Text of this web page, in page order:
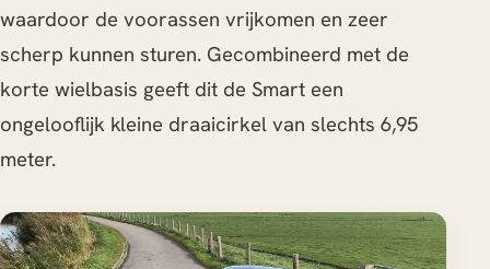
waardoor de voorassen vrijkomen en zeer
scherp kunnen sturen. Gecombineerd met de
korte wielbasis geeft dit de Smart een
ongelooflijk kleine draaicirkel van slechts 6,95
meter.